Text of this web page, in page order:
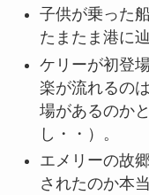
子供が乗った
たまたま港に
ケリーが初登
楽が流れるの
場があるのか
し・・）。
エメリーの故
されたのか本